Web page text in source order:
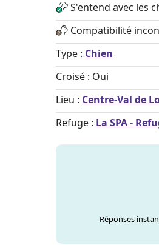
S'entend avec les
Compatibilité
Type : Chien
Croisé : Oui
Lieu : Centre-Val de
Refuge : La SPA -
Réponses